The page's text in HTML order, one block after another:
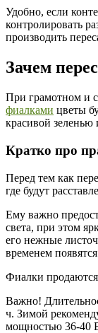
Удобно, если
контролировать
производить
Зачем
При грамотном и
фиалками цветы
красивой
Кратко про
Перед тем как
где будут
Ему важно
света, при этом
его нежные
временем
Фиалки
Важно!
ч. Зимой
мощностью 36-40